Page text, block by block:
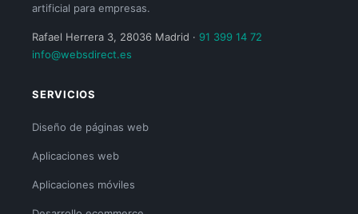
artificial para empresas.
Rafael Herrera 3, 28036 Madrid · 91 399 14 72
info@websdirect.es
SERVICIOS
Diseño de páginas web
Aplicaciones web
Aplicaciones móviles